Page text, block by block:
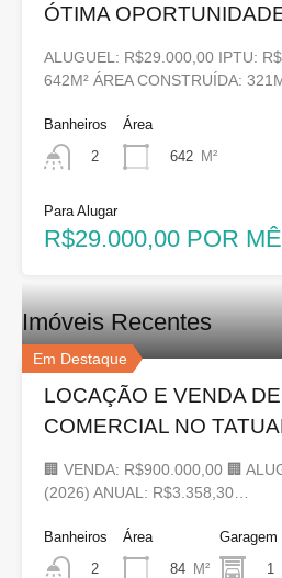
ÓTIMA
ALUGUEL: R$29.000,00 IPTU:
642M² ÁREA CONSTRUÍDA:
Banheiros
2
Área
642 M²
Para Alugar
R$29.000,00 POR
Imóveis Recentes
Em Destaque
LOCAÇÃO E VENDA
COMERCIAL NO
🏢 VENDA: R$900.000,00 🏢
(2026) ANUAL: R$3.358,30…
Banheiros
2
Área
84 M²
Garagem
1